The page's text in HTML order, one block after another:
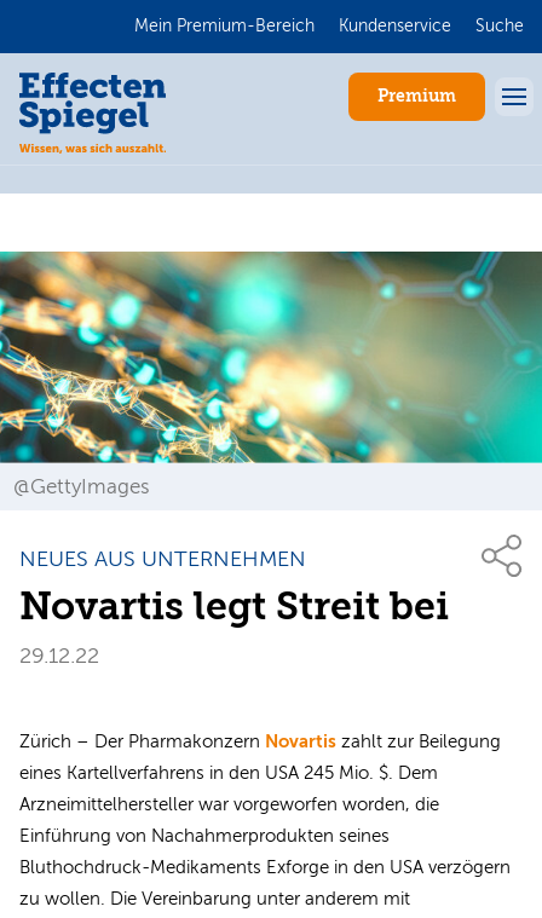
Mein Premium-Bereich Kundenservice Suche
Premium
@GettyImages
NEUES AUS UNTERNEHMEN
Novartis legt Streit bei
29.12.22
Zürich – Der Pharmakonzern Novartis zahlt zur Beilegung
eines Kartellverfahrens in den USA 245 Mio. $. Dem
Arzneimittelhersteller war vorgeworfen worden, die
Einführung von Nachahmerprodukten seines
Bluthochdruck-Medikaments Exforge in den USA verzögern
zu wollen. Die Vereinbarung unter anderem mit
Anmelden